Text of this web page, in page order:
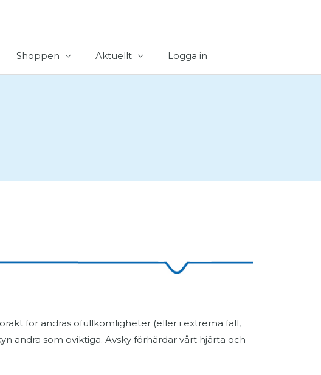
Shoppen Aktuellt Logga in
för andras ofullkomligheter (eller i extrema fall,
andra som oviktiga. Avsky förhärdar vårt hjärta och